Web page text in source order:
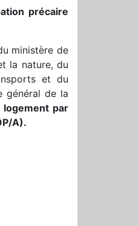
précaire
ministère de
la nature, du
et du
général de la
logement par
A).